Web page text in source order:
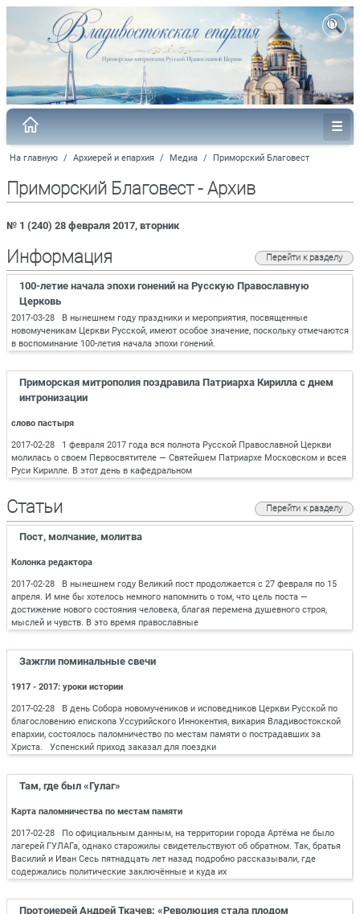
На главную / Архиерей и епархия / Медиа / Приморский Благовест
Приморский Благовест - Архив
№ 1 (240) 28 февраля 2017, вторник
Информация Перейти к разделу
100-летие начала эпохи гонений на Русскую Православную
Церковь
2017-03-28 В нынешнем году праздники и мероприятия, посвященные
новомученикам Церкви Русской, имеют особое значение, поскольку отмечаются
в воспоминание 100-летия начала эпохи гонений.
Приморская митрополия поздравила Патриарха Кирилла с днем
интронизации
слово пастыря
2017-02-28 1 февраля 2017 года вся полнота Русской Православной Церкви
молилась о своем Первосвятителе — Святейшем Патриархе Московском и всея
Руси Кирилле. В этот день в кафедральном
Статьи Перейти к разделу
Пост, молчание, молитва
Колонка редактора
2017-02-28 В нынешнем году Великий пост продолжается с 27 февраля по 15
апреля. И мне бы хотелось немного напомнить о том, что цель поста —
достижение нового состояния человека, благая перемена душевного строя,
мыслей и чувств. В это время православные
Зажгли поминальные свечи
1917 - 2017: уроки истории
2017-02-28 В день Собора новомучеников и исповедников Церкви Русской по
благословению епископа Уссурийского Иннокентия, викария Владивостокской
епархии, состоялось паломничество по местам памяти о пострадавших за
Христа. Успенский приход заказал для поездки
Там, где был «Гулаг»
Карта паломничества по местам памяти
2017-02-28 По официальным данным, на территории города Артёма не было
лагерей ГУЛАГа, однако старожилы свидетельствуют об обратном. Так, братья
Василий и Иван Сесь пятнадцать лет назад подробно рассказывали, где
содержались политические заключённые и куда их
Протоиерей Андрей Ткачев: «Революция стала плодом